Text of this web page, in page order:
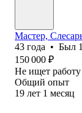
Мастер,
43 года • Был
150 000 ₽
Не ищет работу
Общий опыт
19 лет 1 месяц